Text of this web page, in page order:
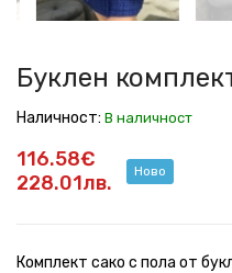
Буклен
Наличност: В наличност
116.58€
228.01лв.
Ново
Комплект сако с пола от